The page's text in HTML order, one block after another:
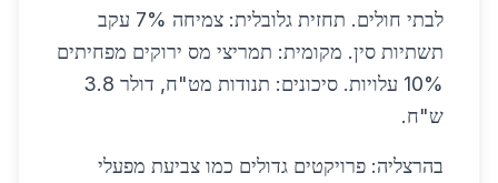
לבתי חולים. תחזית גלובלית: צמיחה 7% עקב
תשתיות סין. מקומית: תמריצי מס ירוקים מפחיתים
10% עלויות. סיכונים: תנודות מט"ח, דולר 3.8
ש"ח.
בהרצליה: פרויקטים גדולים כמו צביעת מפעלי